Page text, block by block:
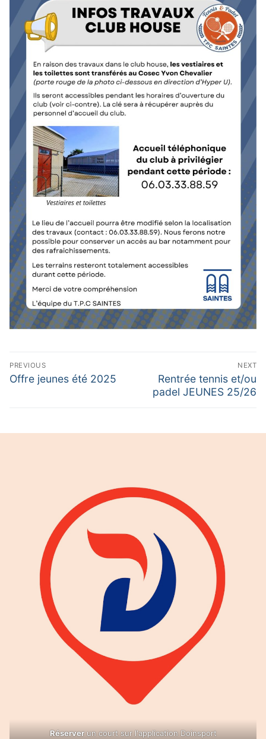
Calendrier Equipes Séniors Niveau
Navigation
de
PREVIOUS
Previous
Offre jeunes été 2025
NEXT
Next
post:
Rentrée tennis et/ou
padel JEUNES 25/26
Réserverun court sur l'application Doinsport